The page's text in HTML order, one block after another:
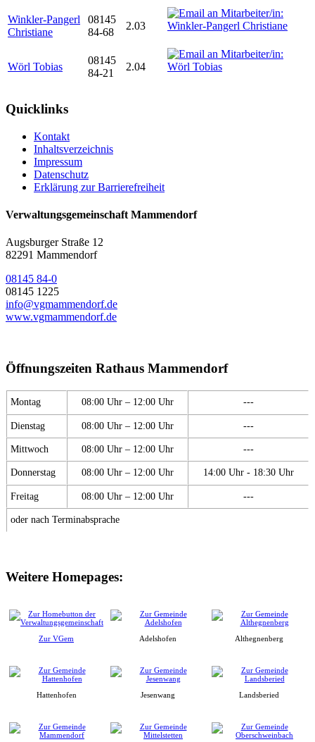
Winkler-Pangerl
Christiane
08145
84-68
2.03
Wörl Tobias
08145
84-21
2.04
Quicklinks
Kontakt
Inhaltsverzeichnis
Impressum
Datenschutz
Erklärung zur Barrierefreiheit
Verwaltungsgemeinschaft Mammendorf
Augsburger Straße 12
82291 Mammendorf
08145 84-0
08145 1225
info@vgmammendorf.de
www.vgmammendorf.de
Öffnungszeiten Rathaus Mammendorf
Montag 08:00 Uhr – 12:00 Uhr ---
Dienstag 08:00 Uhr – 12:00 Uhr ---
Mittwoch 08:00 Uhr – 12:00 Uhr ---
Donnerstag 08:00 Uhr – 12:00 Uhr 14:00 Uhr - 18:30 Uhr
Freitag 08:00 Uhr – 12:00 Uhr ---
oder nach Terminabsprache
Weitere Homepages:
Zur VGem Adelshofen Althegnenberg
Hattenhofen Jesenwang Landsberied